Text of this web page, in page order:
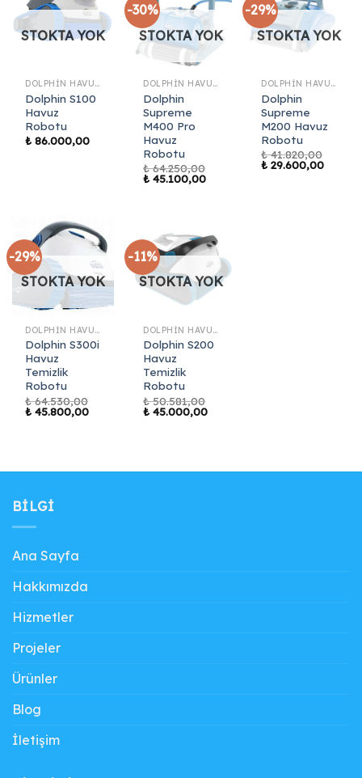
STOKTA YOK
DOLPHIN HAVUZ ROBOTLARI
Dolphin S100
Havuz
Robotu
₺ 86.000,00
-30%
STOKTA YOK
DOLPHIN HAVUZ ROBOTLARI
Dolphin
Supreme
M400 Pro
Havuz
Robotu
₺64.250,00
Orijinal
fiyat:
₺ 45.100,00Şu
-29%
STOKTA YOK
DOLPHIN HAVUZ ROBOTLARI
Dolphin
Supreme
M200 Havuz
Robotu
₺41.820,00
Orijinal
fiyat:
₺ 29.600,00Şu
-29%
STOKTA YOK
DOLPHIN HAVUZ ROBOTLARI
Dolphin S300i
Havuz
Temizlik
Robotu
₺64.530,00
Orijinal
fiyat:
₺ 45.800,00Şu
-11%
STOKTA YOK
DOLPHIN HAVUZ ROBOTLARI
Dolphin S200
Havuz
Temizlik
Robotu
₺50.581,00
Orijinal
fiyat:
₺ 45.000,00Şu
BILGI
Ana Sayfa
Hakkımızda
Hizmetler
Projeler
Ürünler
Blog
İletişim